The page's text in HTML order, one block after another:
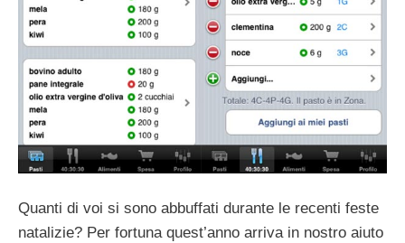
Quanti di voi si sono abbuffati durante le recenti feste
natalizie? Per fortuna quest’anno arriva in nostro aiuto